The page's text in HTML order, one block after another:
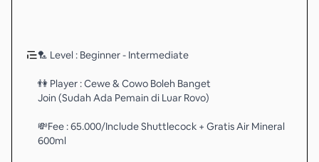
🏸 Level : Beginner - Intermediate
👫 Player : Cewe & Cowo Boleh Banget
Join (Sudah Ada Pemain di Luar Rovo)
💸Fee : 65.000/Include Shuttlecock + Gratis Air Mineral
600ml